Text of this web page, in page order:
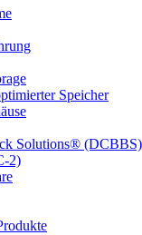
Speicher
Solutions® (DCBBS)
2)